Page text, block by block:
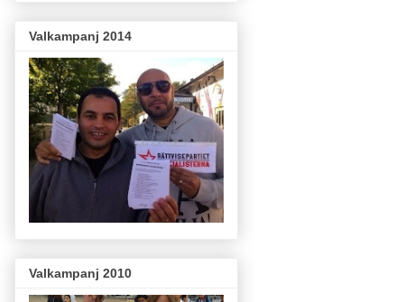
Valkampanj 2014
Valkampanj 2010